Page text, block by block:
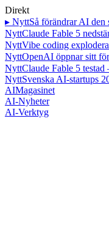
Direkt
▸ NyttSå förändrar AI den
NyttClaude Fable 5
NyttVibe coding
NyttOpenAI öppnar sitt
NyttClaude Fable 5
NyttSvenska AI-startups
AIMagasinet
AI-Nyheter
AI-Verktyg